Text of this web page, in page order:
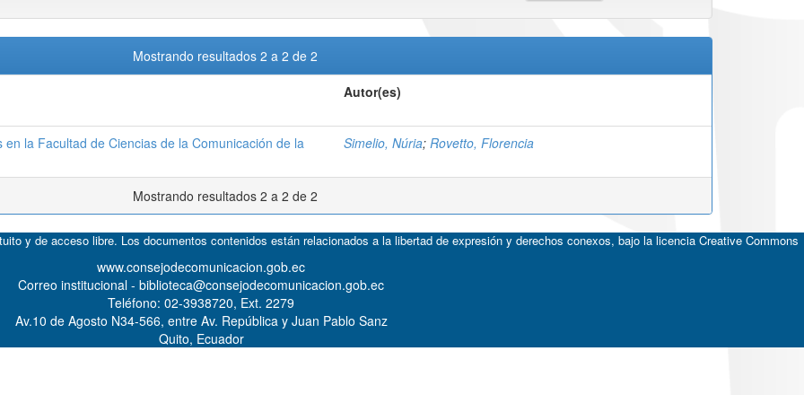
Mostrando resultados 2 a 2 de 2
Autor(es)
la Facultad de Ciencias de la Comunicación de la
Simelio, Núria; Rovetto, Florencia
Mostrando resultados 2 a 2 de 2
y de acceso libre. Los documentos contenidos están relacionados a la libertad de expresión y derechos conexos, bajo la licencia Creative Commons
www.consejodecomunicacion.gob.ec
Correo institucional - biblioteca@consejodecomunicacion.gob.ec
Teléfono: 02-3938720, Ext. 2279
Av.10 de Agosto N34-566, entre Av. República y Juan Pablo Sanz
Quito, Ecuador